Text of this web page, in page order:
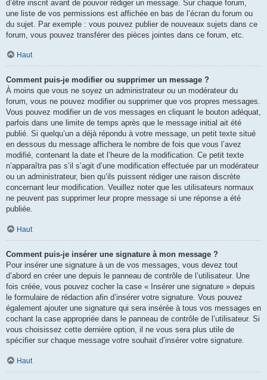
d’être inscrit avant de pouvoir rédiger un message. Sur chaque forum,
une liste de vos permissions est affichée en bas de l’écran du forum ou
du sujet. Par exemple : vous pouvez publier de nouveaux sujets dans ce
forum, vous pouvez transférer des pièces jointes dans ce forum, etc.
Haut
Comment puis-je modifier ou supprimer un message ?
À moins que vous ne soyez un administrateur ou un modérateur du
forum, vous ne pouvez modifier ou supprimer que vos propres messages.
Vous pouvez modifier un de vos messages en cliquant le bouton adéquat,
parfois dans une limite de temps après que le message initial ait été
publié. Si quelqu’un a déjà répondu à votre message, un petit texte situé
en dessous du message affichera le nombre de fois que vous l’avez
modifié, contenant la date et l’heure de la modification. Ce petit texte
n’apparaîtra pas s’il s’agit d’une modification effectuée par un modérateur
ou un administrateur, bien qu’ils puissent rédiger une raison discrète
concernant leur modification. Veuillez noter que les utilisateurs normaux
ne peuvent pas supprimer leur propre message si une réponse a été
publiée.
Haut
Comment puis-je insérer une signature à mon message ?
Pour insérer une signature à un de vos messages, vous devez tout
d’abord en créer une depuis le panneau de contrôle de l’utilisateur. Une
fois créée, vous pouvez cocher la case « Insérer une signature » depuis
le formulaire de rédaction afin d’insérer votre signature. Vous pouvez
également ajouter une signature qui sera insérée à tous vos messages en
cochant la case appropriée dans le panneau de contrôle de l’utilisateur. Si
vous choisissez cette dernière option, il ne vous sera plus utile de
spécifier sur chaque message votre souhait d’insérer votre signature.
Haut